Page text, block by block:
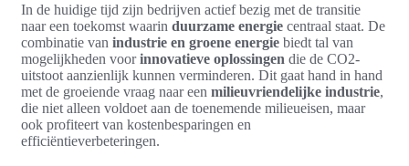
In de huidige tijd zijn bedrijven actief bezig met de transitie
naar een toekomst waarin duurzame energie centraal staat. De
combinatie van industrie en groene energie biedt tal van
mogelijkheden voorinnovatieve oplossingen die de CO2-
uitstoot aanzienlijk kunnen verminderen. Dit gaat hand in hand
met de groeiende vraag naar een milieuvriendelijke industrie,
die niet alleen voldoet aan de toenemende milieueisen, maar
ook profiteert van kostenbesparingen en
efficiëntieverbeteringen.